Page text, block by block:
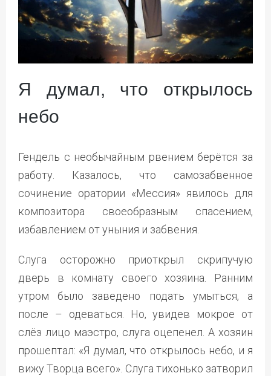
Я думал, что открылось
небо
Гендель с необычайным рвением берётся за
работу. Казалось, что самозабвенное
сочинение оратории «Мессия» явилось для
композитора своеобразным спасением,
избавлением от уныния и забвения.
Слуга осторожно приоткрыл скрипучую
дверь в комнату своего хозяина. Ранним
утром было заведено подать умыться, а
после – одеваться. Но, увидев мокрое от
слёз лицо маэстро, слуга оцепенел. А хозяин
прошептал: «Я думал, что открылось небо, и я
вижу Творца всего». Слуга тихонько затворил